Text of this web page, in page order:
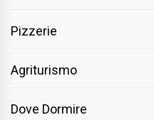
Pizzerie
Agriturismo
Dove Dormire